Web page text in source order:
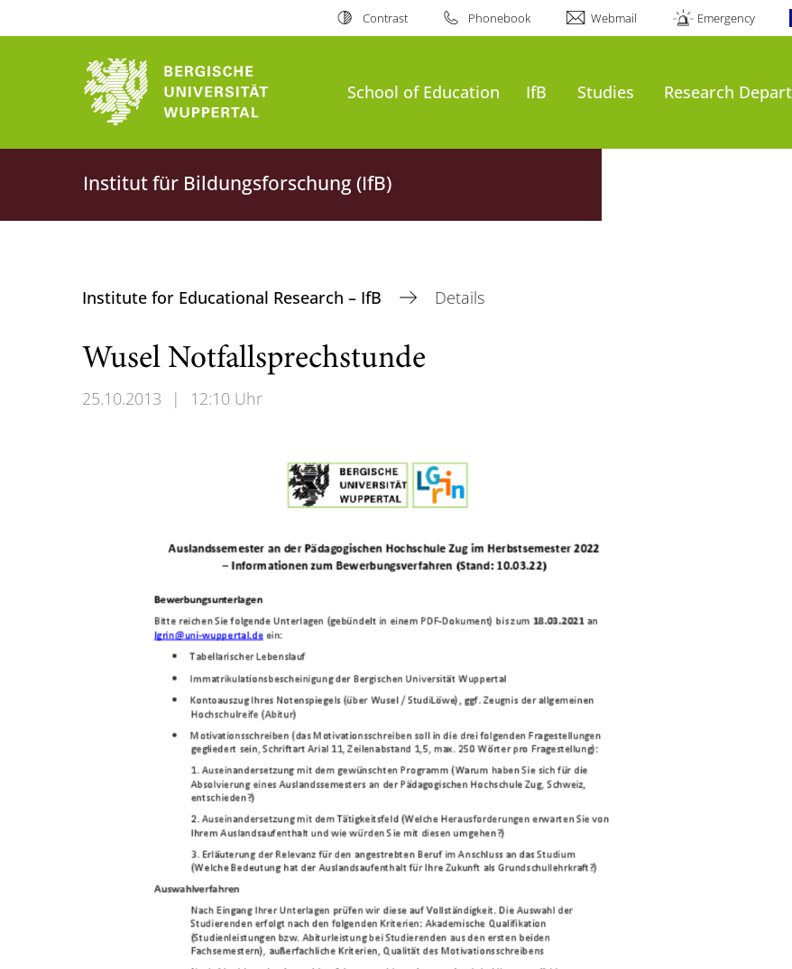
Contrast Phonebook Webmail Emergency
School of Education IfB Studies Research
Institut für Bildungsforschung (IfB)
Institute for Educational Research – IfB Details
Wusel Notfallsprechstunde
25.10.2013 | 12:10 Uhr